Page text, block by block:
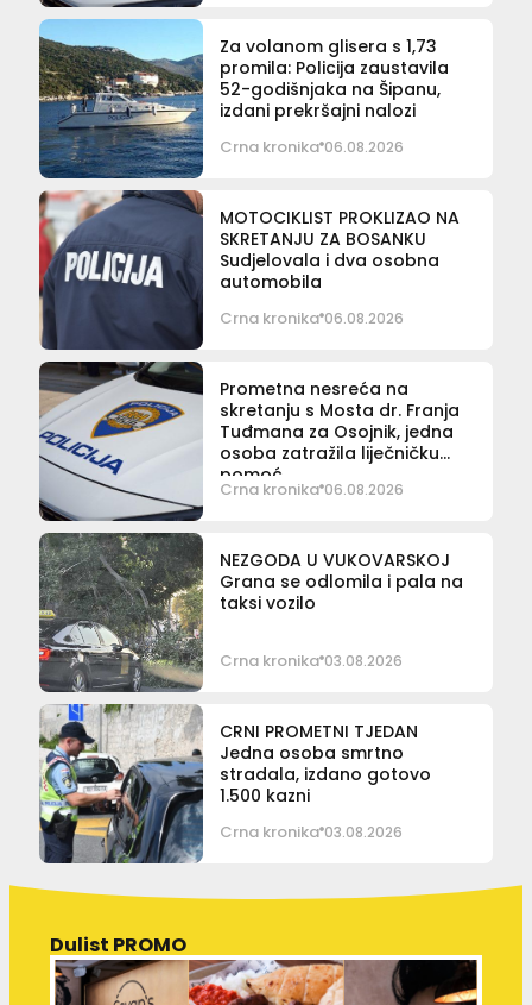
Za volanom glisera s 1,73
promila: Policija zaustavila
52-godišnjaka na Šipanu,
izdani prekršajni nalozi
Crna kronika 06.08.2026
MOTOCIKLIST PROKLIZAO NA
SKRETANJU ZA BOSANKU
Sudjelovala i dva osobna
automobila
Crna kronika 06.08.2026
Prometna nesreća na
skretanju s Mosta dr. Franja
Tuđmana za Osojnik, jedna
osoba zatražila liječničku
pomoć
Crna kronika 06.08.2026
NEZGODA U VUKOVARSKOJ
Grana se odlomila i pala na
taksi vozilo
Crna kronika 03.08.2026
CRNI PROMETNI TJEDAN
Jedna osoba smrtno
stradala, izdano gotovo
1.500 kazni
Crna kronika 03.08.2026
Dulist PROMO